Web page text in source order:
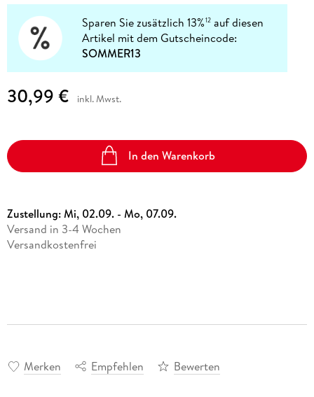
Sparen Sie zusätzlich 13%12 auf diesen
Artikel mit dem Gutscheincode:
SOMMER13
30,99 € inkl. Mwst.
In den Warenkorb
Zustellung:Mi, 02.09. - Mo, 07.09.
Versand in 3-4 Wochen
Versandkostenfrei
Merken Empfehlen Bewerten